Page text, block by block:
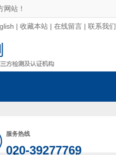
站！
| 收藏本站 | 在线留言 | 联系我们
服务热线
020-39277769